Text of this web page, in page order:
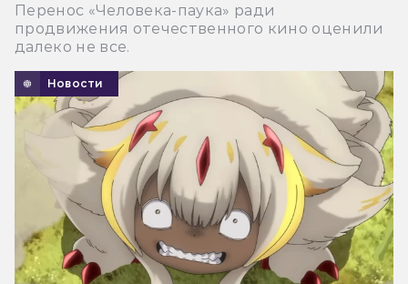
Перенос «Человека-паука» ради
продвижения отечественного кино оценили
далеко не все.
Новости